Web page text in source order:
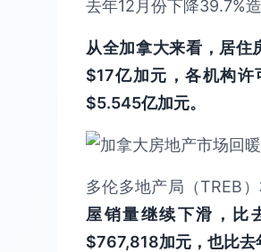
去年12月份下降39.7%造
从全加拿大来看，居
$17亿加元，各机构
$5.545亿加元。
多伦多地产局（TREB
屋销量继续下滑，比
$767,818加元，也比去